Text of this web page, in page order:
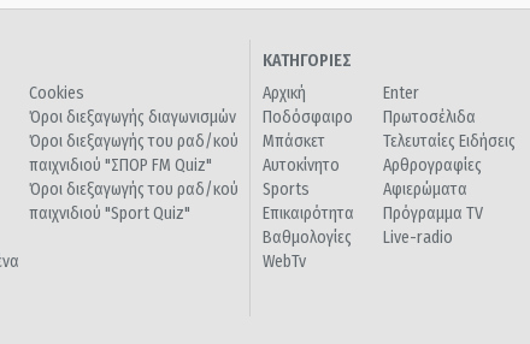
Cookies
Όροι διεξαγωγής διαγωνισμών
Όροι διεξαγωγής του ραδ/κού
παιχνιδιού "ΣΠΟΡ FM Quiz"
Όροι διεξαγωγής του ραδ/κού
παιχνιδιού "Sport Quiz"
ΚΑΤΗΓΟΡΙΕΣ
Αρχική
Ποδόσφαιρο
Μπάσκετ
Αυτοκίνητο
Sports
Επικαιρότητα
Βαθμολογίες
WebTv
Enter
Πρωτοσέλιδα
Τελευταίες Ειδήσεις
Αρθρογραφίες
Αφιερώματα
Πρόγραμμα TV
Live-radio